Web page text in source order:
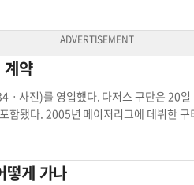
나 부상에서 진짜 벗어났는지 알기 위
1년 정도로 예상했으나 회복이 늦어지
금은 수술을 받기 전과 같은 상태다.
해는 선발진에 다시 진입해서 팀에 도
작이 보였지만 지금은 그렇지 않다. 부
야기를 할 수 있을 정도로 우리의 경기가
칙 변경 시도는 매우 어려울 것이다. 스트라이크
"며 "경기 속도를 높이기 위한 아이디
고 지적했다. 시즌이 개막하기까지 6주밖에 남지 않은 만큼 선수
약
ㆍ사진)를 영입했다. 다저스 구단은 20
함됐다. 2005년 메이저리그에 데뷔한
차이가 있다. 수비 범위도 넓다. 외야 세 포지션을 모두 소화
러브 수상자다. 이승권 기자
떻게 가나